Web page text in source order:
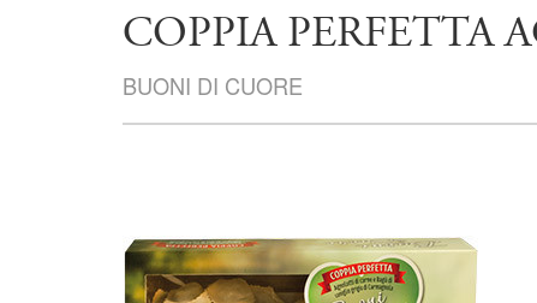
COPPIA PERFETTA
BUONI DI CUORE